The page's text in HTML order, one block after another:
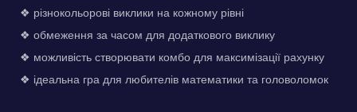
❖ різнокольорові виклики на кожному рівні
❖ обмеження за часом для додаткового виклику
❖ можливість створювати комбо для максимізації рахунку
❖ ідеальна гра для любителів математики та головоломок